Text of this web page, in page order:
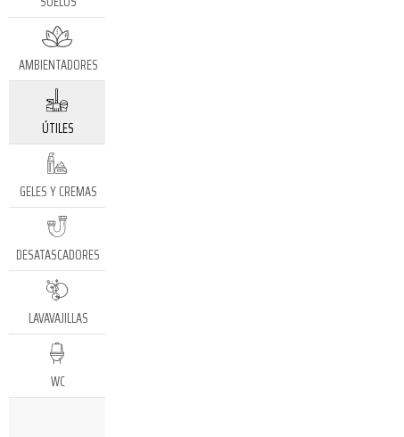
AMBIENTADORES
ÚTILES
GELES Y CREMAS
DESATASCADORES
LAVAVAJILLAS
WC